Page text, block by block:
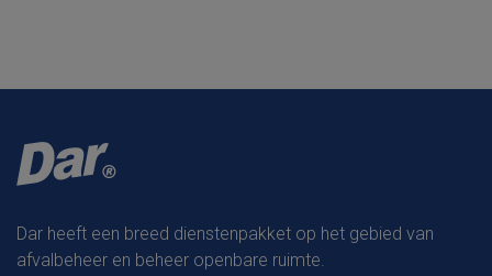
Dar heeft een breed dienstenpakket op het gebied van
afvalbeheer en beheer openbare ruimte.